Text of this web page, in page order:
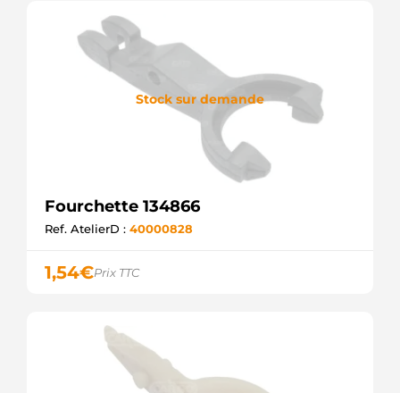
Stock sur demande
Fourchette 134866
Ref. AtelierD : 40000828
1,54€Prix TTC